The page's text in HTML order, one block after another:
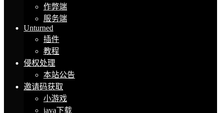
作弊端
服务端
Unturned
插件
教程
侵权处理
本站公告
邀请码获取
小游戏
java下载